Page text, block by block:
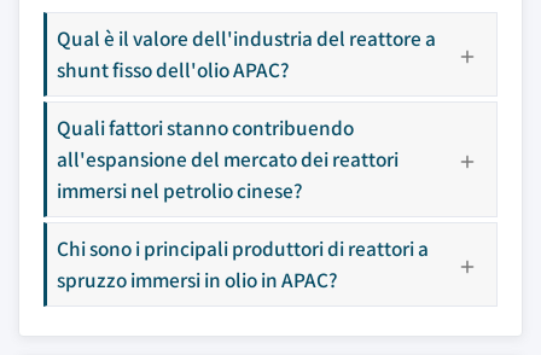
Qual è il valore dell'industria del reattore a
shunt fisso dell'olio APAC?
Quali fattori stanno contribuendo
all'espansione del mercato dei reattori
immersi nel petrolio cinese?
Chi sono i principali produttori di reattori a
spruzzo immersi in olio in APAC?